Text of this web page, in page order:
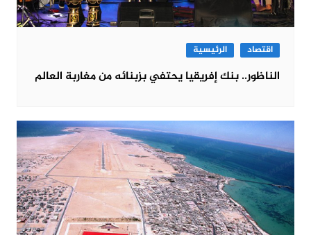
اقتصاد الرئيسية
الناظور.. بنك إفريقيا يحتفي بزبنائه من مغاربة العالم